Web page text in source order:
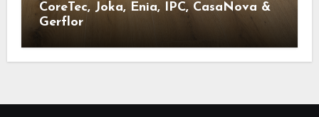
CoreTec, Joka, Enia, IPC, CasaNova &
Gerflor